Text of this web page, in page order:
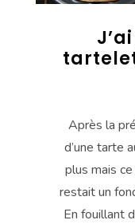
Après la
d’une tarte
plus mais ce
restait un
En fouillant